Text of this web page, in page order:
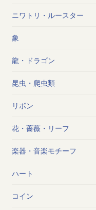
ニワトリ・ルースター
象
龍・ドラゴン
昆虫・爬虫類
リボン
花・薔薇・リーフ
楽器・音楽モチーフ
ハート
コイン